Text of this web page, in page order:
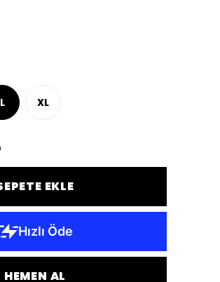
L XL
EKLE
HEMEN AL